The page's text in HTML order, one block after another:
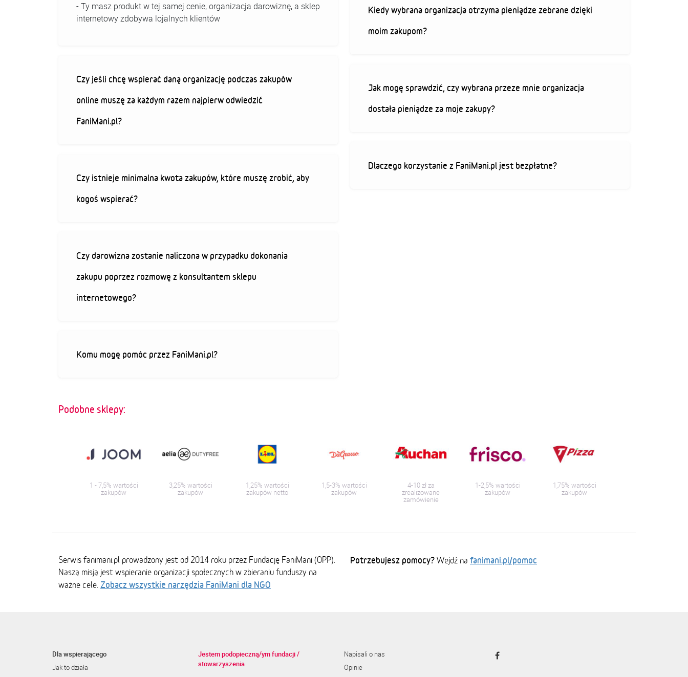
- Ty masz produkt w tej samej cenie, organizacja darowiznę, a sklep
internetowy zdobywa lojalnych klientów
Czy jeśli chcę wspierać daną organizację podczas zakupów
online muszę za każdym razem najpierw odwiedzić
FaniMani.pl?
Czy istnieje minimalna kwota zakupów, które muszę zrobić, aby
kogoś wspierać?
Czy darowizna zostanie naliczona w przypadku dokonania
zakupu poprzez rozmowę z konsultantem sklepu
internetowego?
Komu mogę pomóc przez FaniMani.pl?
Kiedy wybrana organizacja otrzyma pieniądze zebrane dzięki
moim zakupom?
Jak mogę sprawdzić, czy wybrana przeze mnie organizacja
dostała pieniądze za moje zakupy?
Dlaczego korzystanie z FaniMani.pl jest bezpłatne?
Podobne sklepy:
1 - 7,5% wartości
zakupów
3,25% wartości
zakupów
1,25% wartości
zakupów netto
1,5-3% wartości
zakupów
4-10 zł za
zrealizowane
zamówienie
1-2,5% wartości
zakupów
1,75% wartości
zakupów
Serwis fanimani.pl prowadzony jest od 2014 roku przez Fundację FaniMani (OPP).
Naszą misją jest wspieranie organizacji społecznych w zbieraniu funduszy na
ważne cele. Zobacz wszystkie narzędzia FaniMani dla NGO
Potrzebujesz pomocy? Wejdź na fanimani.pl/pomoc
Dla wspierającego
Jak to działa
Jestem podopieczną/ym fundacji /
stowarzyszenia
Napisali o nas
Opinie